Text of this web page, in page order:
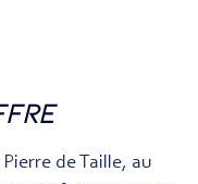
de Taille, au